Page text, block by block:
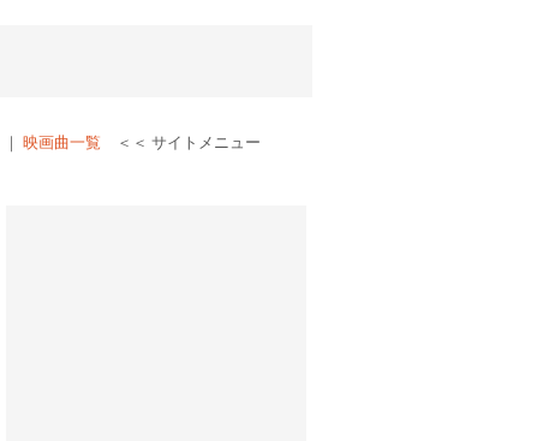
｜ 映画曲一覧 ＜＜ サイトメニュー